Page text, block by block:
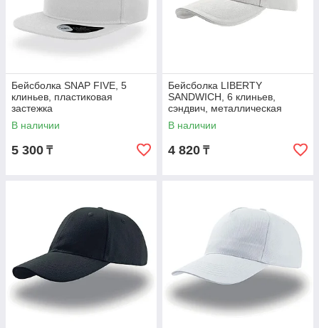
Бейсболка SNAP FIVE, 5
клиньев, пластиковая
застежка
В наличии
5 300 ₸
Бейсболка LIBERTY
SANDWICH, 6 клиньев,
сэндвич, металлическая
застежка
В наличии
4 820 ₸